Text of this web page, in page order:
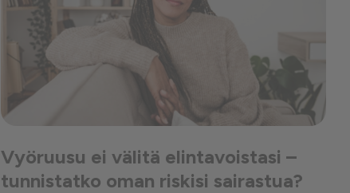
Vyöruusu ei välitä elintavoistasi –
tunnistatko oman riskisi sairastua?